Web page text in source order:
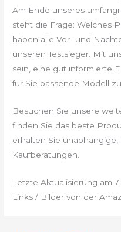
Am Ende unseres
steht die Frage: Welches
haben alle Vor- und
unseren Testsieger. Mit
sein, eine gut informierte
für Sie passende Modell
Besuchen Sie unsere
finden Sie das beste
erhalten Sie
Kaufberatungen.
Letzte Aktualisierung am
Links / Bilder von der